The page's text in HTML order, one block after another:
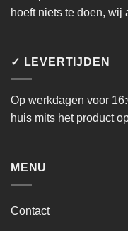
hoeft niets te doen, wij
✓ LEVERTIJDEN
Op werkdagen voor
huis mits het product
MENU
Contact